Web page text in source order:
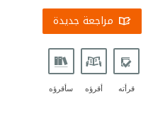
مراجعة جديدة
قرأته أقرؤه سأقرؤه